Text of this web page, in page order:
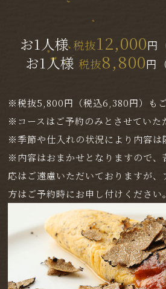
お1人様税抜12,000円
お1人様 税抜8,800円
※税抜5,800円（税込6,380円）もご
※コースはご予約のみとさせていた
※季節や仕入れの状況により内容は
※内容はおまかせとなりますので、
応はご遠慮いただいておりますが、
方はご予約時にお申し付けください。